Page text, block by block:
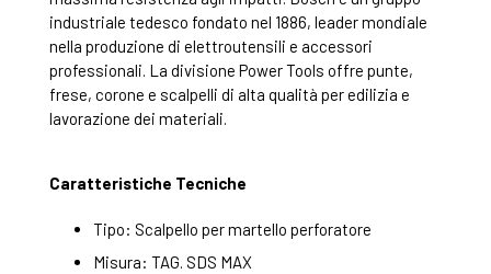
industriale tedesco fondato nel 1886, leader mondiale
nella produzione di elettroutensili e accessori
professionali. La divisione Power Tools offre punte,
frese, corone e scalpelli di alta qualità per edilizia e
lavorazione dei materiali.
Caratteristiche Tecniche
Tipo: Scalpello per martello perforatore
Misura: TAG. SDS MAX